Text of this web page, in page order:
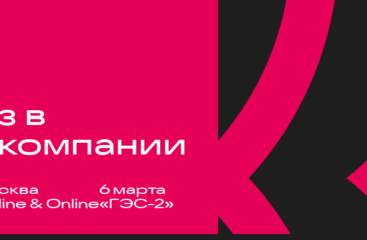
в
& Online
6 марта
«ГЭС-2»